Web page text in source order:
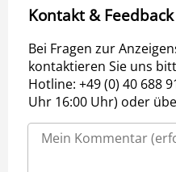
Kontakt & Feedback
Bei Fragen zur
kontaktieren Sie uns
Hotline: +49 (0) 40 688
Uhr 16:00 Uhr) oder